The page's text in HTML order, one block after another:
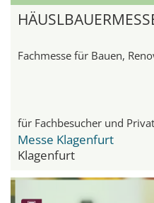
Fachmesse für Bauen,
für Fachbesucher und
Messe Klagenfurt
Klagenfurt